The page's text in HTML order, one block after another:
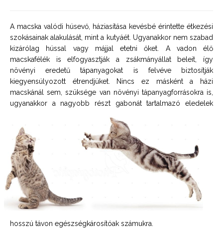
A macska valódi húsevő, háziasítása kevésbé érintette étkezési
szokásainak alakulását, mint a kutyáét. Ugyanakkor nem szabad
kizárólag hússal vagy májjal etetni őket. A vadon élő
macskafélék is elfogyasztják a zsákmányállat beleit, így
növényi eredetű tápanyagokat is felvéve biztosítják
kiegyensúlyozott étrendjüket. Nincs ez másként a házi
macskánál sem, szüksége van növényi tápanyagforrásokra is,
ugyanakkor a nagyobb részt gabonát tartalmazó eledelek
hosszú távon egészségkárosítóak számukra.